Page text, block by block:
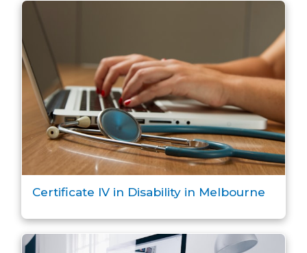
Certificate IV in Disability in Melbourne